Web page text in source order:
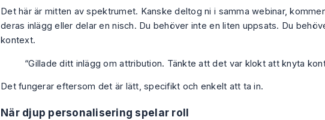
Det här är mitten av spektrumet. Kanske deltog ni i samma webinar,
deras inlägg eller delar en nisch. Du behöver inte en liten uppsats. Du
kontext.
“Gillade ditt inlägg om attribution. Tänkte att det var klokt att knyta
Det fungerar eftersom det är lätt, specifikt och enkelt att ta in.
När djup personalisering spelar roll